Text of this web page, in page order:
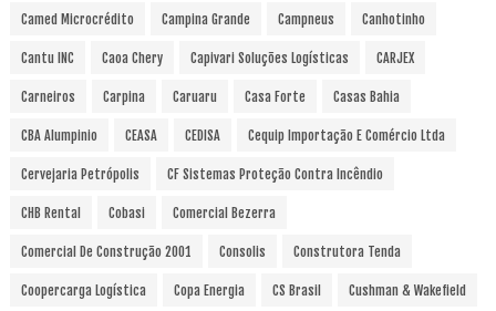
Camed Microcrédito Campina Grande Campneus Canhotinho
Cantu INC Caoa Chery Capivari Soluções Logísticas CARJEX
Carneiros Carpina Caruaru Casa Forte Casas Bahia
CBA Alumpinio CEASA CEDISA Cequip Importação E Comércio Ltda
Cervejaria Petrópolis CF Sistemas Proteção Contra Incêndio
CHB Rental Cobasi Comercial Bezerra
Comercial De Construção 2001 Consolis Construtora Tenda
Coopercarga Logística Copa Energia CS Brasil Cushman & Wakefield